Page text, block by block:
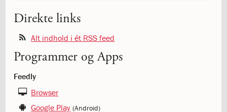
1.16:
Bombningen
Institut
d’Arc
på
Direkte links
Alt indhold i ét RSS feed
Programmer og Apps
Feedly
Browser
Google Play (Android)